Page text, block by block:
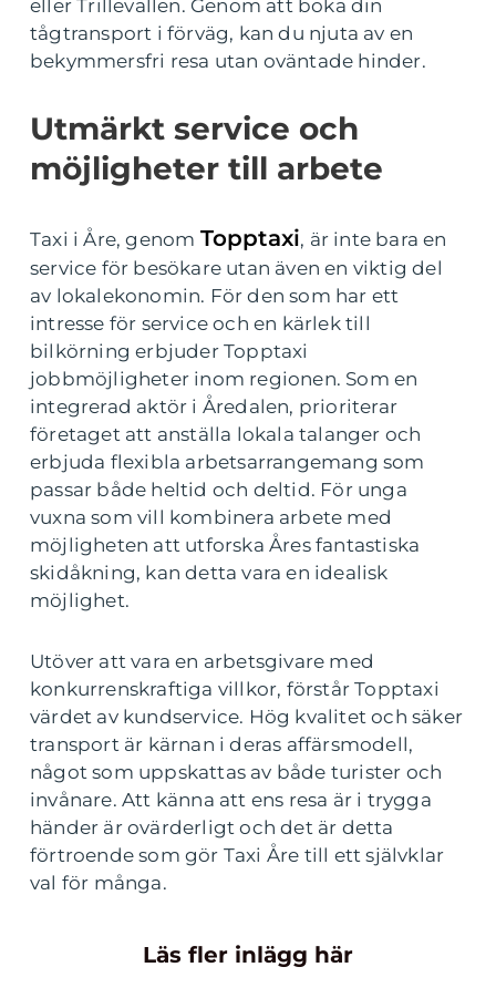
eller Trillevallen. Genom att boka din
tågtransport i förväg, kan du njuta av en
bekymmersfri resa utan oväntade hinder.
Utmärkt service och
möjligheter till arbete
Taxi i Åre, genom Topptaxi, är inte bara en
service för besökare utan även en viktig del
av lokalekonomin. För den som har ett
intresse för service och en kärlek till
bilkörning erbjuder Topptaxi
jobbmöjligheter inom regionen. Som en
integrerad aktör i Åredalen, prioriterar
företaget att anställa lokala talanger och
erbjuda flexibla arbetsarrangemang som
passar både heltid och deltid. För unga
vuxna som vill kombinera arbete med
möjligheten att utforska Åres fantastiska
skidåkning, kan detta vara en idealisk
möjlighet.
Utöver att vara en arbetsgivare med
konkurrenskraftiga villkor, förstår Topptaxi
värdet av kundservice. Hög kvalitet och säker
transport är kärnan i deras affärsmodell,
något som uppskattas av både turister och
invånare. Att känna att ens resa är i trygga
händer är ovärderligt och det är detta
förtroende som gör Taxi Åre till ett självklar
val för många.
Läs fler inlägg här